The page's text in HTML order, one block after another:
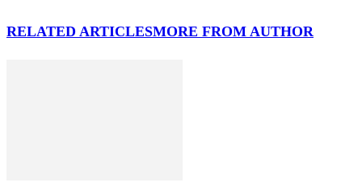
RELATED ARTICLESMORE FROM AUTHOR